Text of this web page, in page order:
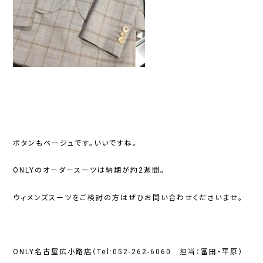
ボタンもベージュです。いいですね。
ONLYのオーダースーツは納期が約2週間。
ウィメンズスーツをご検討の方はぜひお問い合わせくださいませ。
ONLY名古屋広小路店（Tel:052-262-6060 担当：冨田・平原）